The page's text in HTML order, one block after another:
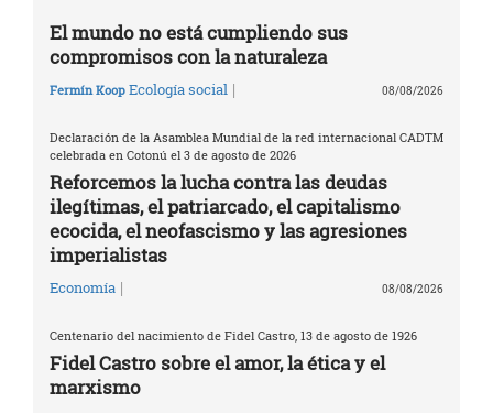
El mundo no está cumpliendo sus
compromisos con la naturaleza
Fermín Koop Ecología social | 08/08/2026
Declaración de la Asamblea Mundial de la red internacional CADTM
celebrada en Cotonú el 3 de agosto de 2026
Reforcemos la lucha contra las deudas
ilegítimas, el patriarcado, el capitalismo
ecocida, el neofascismo y las agresiones
imperialistas
Economía | 08/08/2026
Centenario del nacimiento de Fidel Castro, 13 de agosto de 1926
Fidel Castro sobre el amor, la ética y el
marxismo